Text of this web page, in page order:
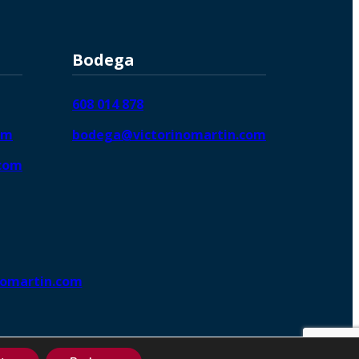
Bodega
608 014 878
bodega@victorinomartin.com
DigitalGrowthⓇ